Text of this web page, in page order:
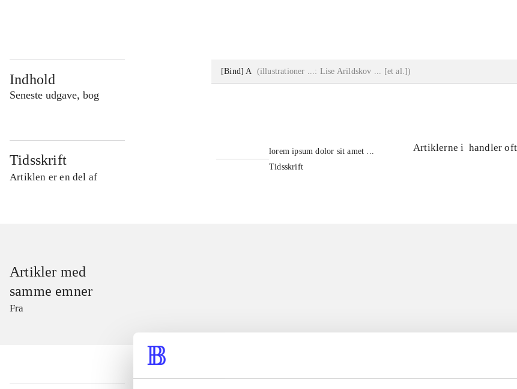
Indhold
Seneste udgave, bog
[Bind] A (illustrationer ...: Lise Arildskov ... [et al.])
Tidsskrift
Artiklen er en del af
lorem ipsum dolor sit amet ...
Tidsskrift
Artiklerne i handler
Artikler med
samme emner
Fra